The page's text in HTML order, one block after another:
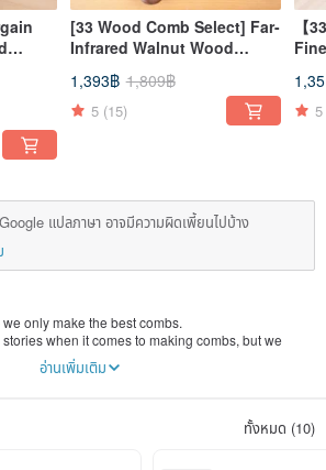
[33 Wood Comb Select] Far-
Infrared Walnut Wood
Golden Comb (Choice of
Styles)
1,393฿ 1,809฿
5 (15)
【
5
แปลภาษา อาจมีความผิดเพี้ยนไปบ้าง
only make the best combs.
when it comes to making combs, but we
us questions. Our combs are open to comparison.
in Taiwan, but we are one of the very few that
อ่านเพิ่มเติม
ทั้งหมด (10)